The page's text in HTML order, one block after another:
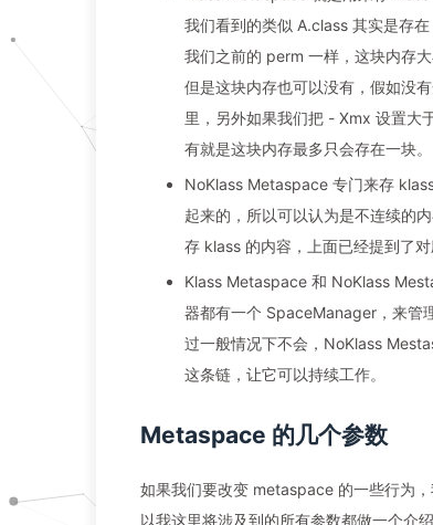
我们看到的类似 A.class 其实是存
我们之前的 perm 一样，这块内存
但是这块内存也可以没有，假如没
里，另外如果我们把 - Xmx 设置大
有就是这块内存最多只会存在一块。
NoKlass Metaspace 专门来存
起来的，所以可以认为是不连续的
存 klass 的内容，上面已经提到了对
Klass Metaspace 和 NoKlass
器都有一个 SpaceManager，来管
过一般情况下不会，NoKlass
这条链，让它可以持续工作。
Metaspace 的几个参数
如果我们要改变 metaspace 的一些行为
以我这里将涉及到的所有参数都做一个介